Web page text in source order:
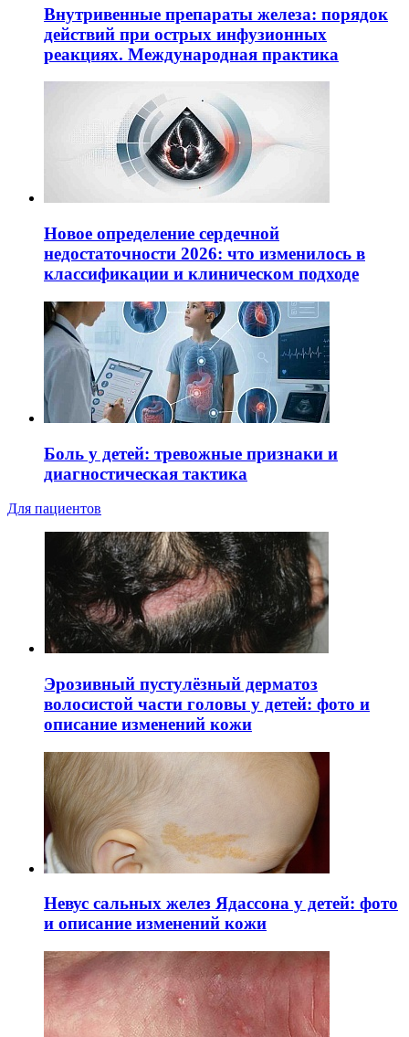
Внутривенные препараты железа: порядок
действий при острых инфузионных
реакциях. Международная практика
Новое определение сердечной
недостаточности 2026: что изменилось в
классификации и клиническом подходе
Боль у детей: тревожные признаки и
диагностическая тактика
Для пациентов
Эрозивный пустулёзный дерматоз
волосистой части головы у детей: фото и
описание изменений кожи
Невус сальных желез Ядассона у детей: фото
и описание изменений кожи